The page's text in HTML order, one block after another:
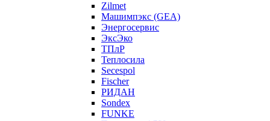
Zilmet
Машимпэкс (GEA)
Энергосервис
ЭксЭко
ТПлР
Теплосила
Secespol
Fischer
РИДАН
Sondex
FUNKE